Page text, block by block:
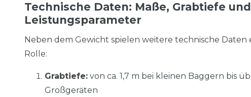
Technische Daten: Maße, Grabtiefe und
Leistungsparameter
Neben dem Gewicht spielen weitere technische Daten
Rolle:
Grabtiefe: von ca. 1,7 m bei kleinen Baggern bis
Großgeräten